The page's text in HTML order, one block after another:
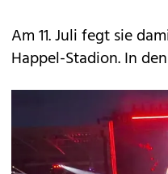
Am 11. Juli fegt sie
Happel-Stadion. In